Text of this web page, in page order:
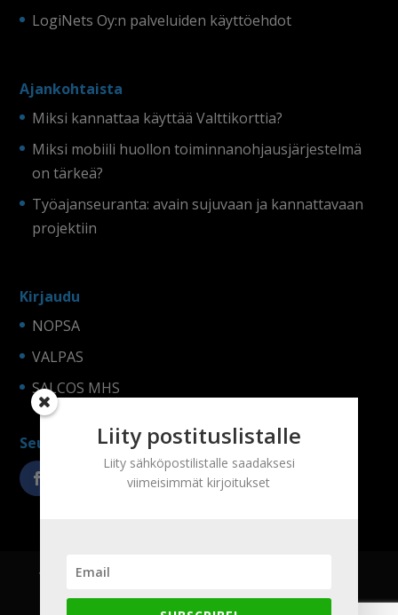
LogiNets Oy:n palveluiden käyttöehdot
Ajankohtaista
Miksi kannattaa käyttää Valttikorttia?
Miksi mobiili huollon toiminnanohjausjärjestelmä
on tärkeä?
Työajanseuranta: avain sujuvaan ja kannattavaan
projektiin
Kirjaudu
NOPSA
VALPAS
SALCOS MHS
Seuraa somessa!
Yritys Tuotteet
Tietosuojaseloste ja evästeet
Liity postituslistalle
Liity sähköpostilistalle saadaksesi
viimeisimmät kirjoitukset